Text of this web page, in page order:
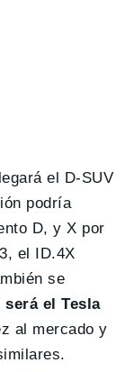
el D-SUV
podría
D, y X por
el ID.4X
se
el Tesla
al mercado y